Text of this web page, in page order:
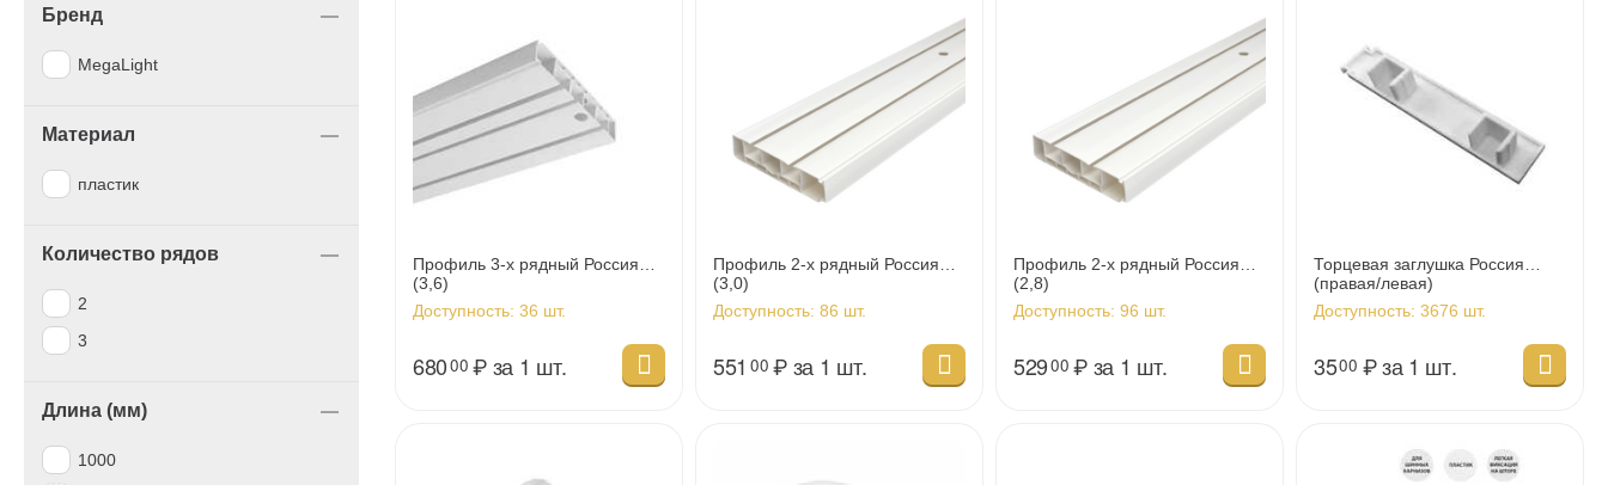
Профиль 3-х рядный Россия
(3,6)
Доступность: 36 шт.
68000 ₽за 1 шт.
Профиль 2-х рядный Россия
(3,0)
Доступность: 86 шт.
551 00 ₽за 1 шт.
Профиль 2-х рядный Россия
(2,8)
Доступность: 96 шт.
52900 ₽за 1 шт.
Торцевая заглушка Россия
(правая/левая)
Доступность: 3676 шт.
3500 ₽за 1 шт.
Бренд
MegaLight
Материал
пластик
Количество рядов
2
3
Длина (мм)
1000